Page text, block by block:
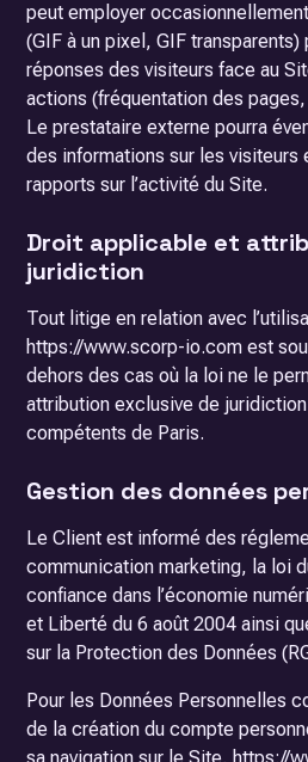
peut employer
(GIF à un pixel, GIF transparents)
réponses des visiteurs face au
actions (fréquentation des
Le prestataire externe pourra
des informations sur les visiteurs
rapports sur l’activité du Site.
Droit applicable et
juridiction
Tout litige en relation avec
https://www.scorp-io.com est
dehors des cas où la loi ne le
attribution exclusive de
compétents de Paris.
Gestion des données
Le Client est informé des
communication marketing, la loi
confiance dans l’économie
et Liberté du 6 août 2004 ainsi
sur la Protection des Données
Pour les Données Personnelles
de la création du compte